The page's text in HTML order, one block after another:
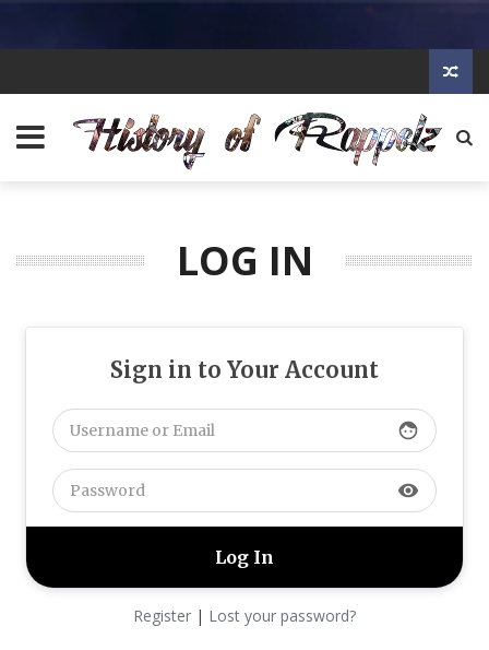
LOG IN
Sign in to Your Account
face
visibility
Register | Lost your password?